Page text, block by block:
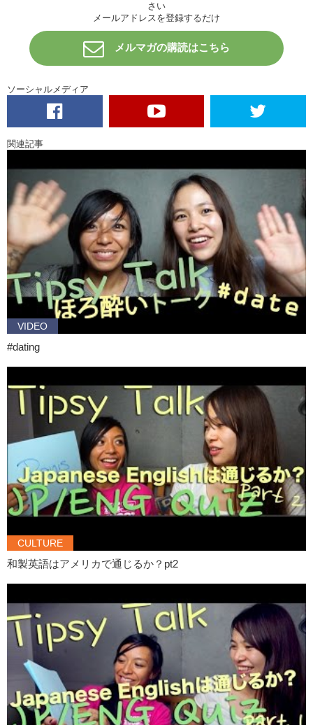
A: Slept at Yoyogi park. I..I went..I went ..Brazilian Festa.
K: Brazilian Festival
A: The Brazilian Festival. I drank Caipirinha. Did you know Caipirinha?
A: So strong.
K: It’s so good!
A: I have drank ..sugoku..
A: Sou!…too much and ah…I have slept..on my way home. On my
way…and some garden man..helped me..and took..mmm..nandaro…
K: Took you home?
A: Mmm..toku betsu na.. …ER…emergency room? Kind of…kind of
emergency room.
K: Ohh! Ok!
A: ER.
K: ER..ohhh ok!
K: So! Let’s review! Hmm…for Akiko’s Drunk story…I went to the
A: When..when I…one more…
K: When I went to the Brazilian Festival…
A: When I went to Brazilian Festival…
K: In Yoyogi park…
A: In Yoyogi park.
K: I drank too much.
A: I drank too much.
K: The Caipirinha’s are very strong.
A: Caipirinha is so strong!
K: Yes..um..I did not make it home.
A: I didn’t..I didn’t make …make?
K: Make it home.
A: Make it home.
K: I fell asleep in the park.
A: I fell..fell..sleep.
K: I fell asleep..
さい
メールアドレスを登録するだけ
メルマガの購読はこちら
ソーシャルメディア
関連記事
VIDEO
#dating
CULTURE
和製英語はアメリカで通じるか？pt2